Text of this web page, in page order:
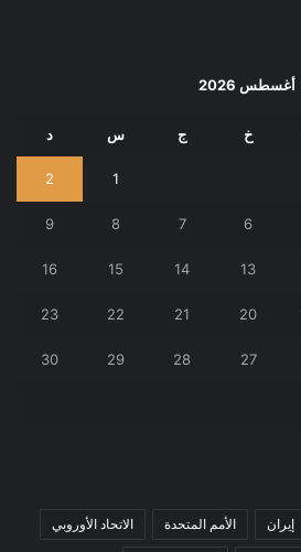
أغسطس 2026
خ ج س د
1
2
6
7
8
9
13
14
15
16
20
21
22
23
27
28
29
30
إيران الأمم المتحدة الاتحاد الأوروبي